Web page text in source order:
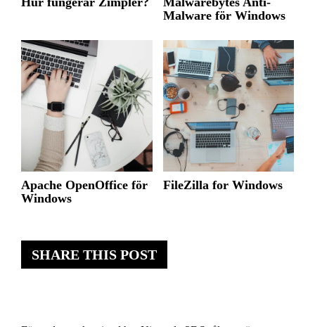
SHARE THIS POST
Malware för Windows
Apache OpenOffice för
Windows
FileZilla for Windows